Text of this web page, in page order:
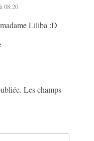
08:20
Liliba :D
Les champs